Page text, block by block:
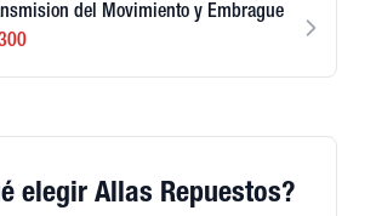
del Movimiento y Embrague
elegir Allas Repuestos?